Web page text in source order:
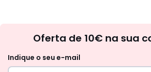
Oferta de 10€ na sua
Indique o seu e-mail